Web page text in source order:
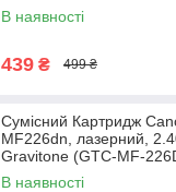
В наявності
439 ₴ 499 ₴
Сумісний Картридж
MF226dn, лазерний,
Gravitone (GTC-MF-
В наявності